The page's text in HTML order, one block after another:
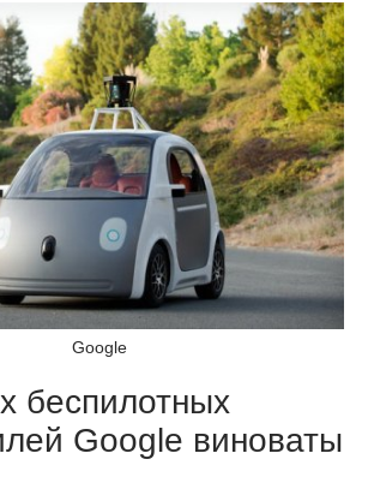
Google
беспилотных
Google виноваты